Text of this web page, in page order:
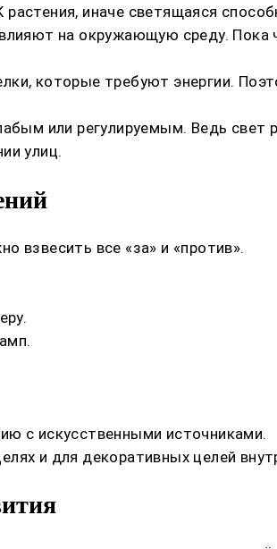
иначе светящаяся
на окружающую среду.
которые требуют энергии.
или регулируемым. Ведь
улиц.
взвесить все «за» и «против».
с искусственными источниками.
и для декоративных целей